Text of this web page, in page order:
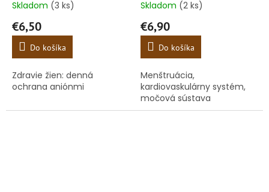
Skladom (3 ks)
€6,50
Do košíka
Zdravie žien: denná
ochrana aniónmi
Skladom (2 ks)
€6,90
Do košíka
Menštruácia,
kardiovaskulárny systém,
močová sústava